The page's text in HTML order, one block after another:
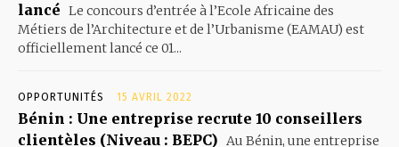
lancé Le concours d’entrée à l’Ecole Africaine des
Métiers de l’Architecture et de l’Urbanisme (EAMAU) est
officiellement lancé ce 01...
OPPORTUNITÉS 15 AVRIL 2022
Bénin : Une entreprise recrute 10 conseillers
clientèles (Niveau : BEPC) Au Bénin, une entreprise